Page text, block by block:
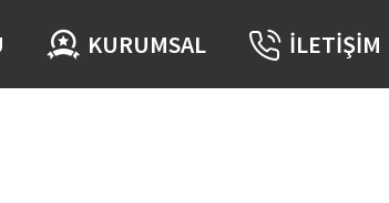
KURUMSAL İLETIŞIM